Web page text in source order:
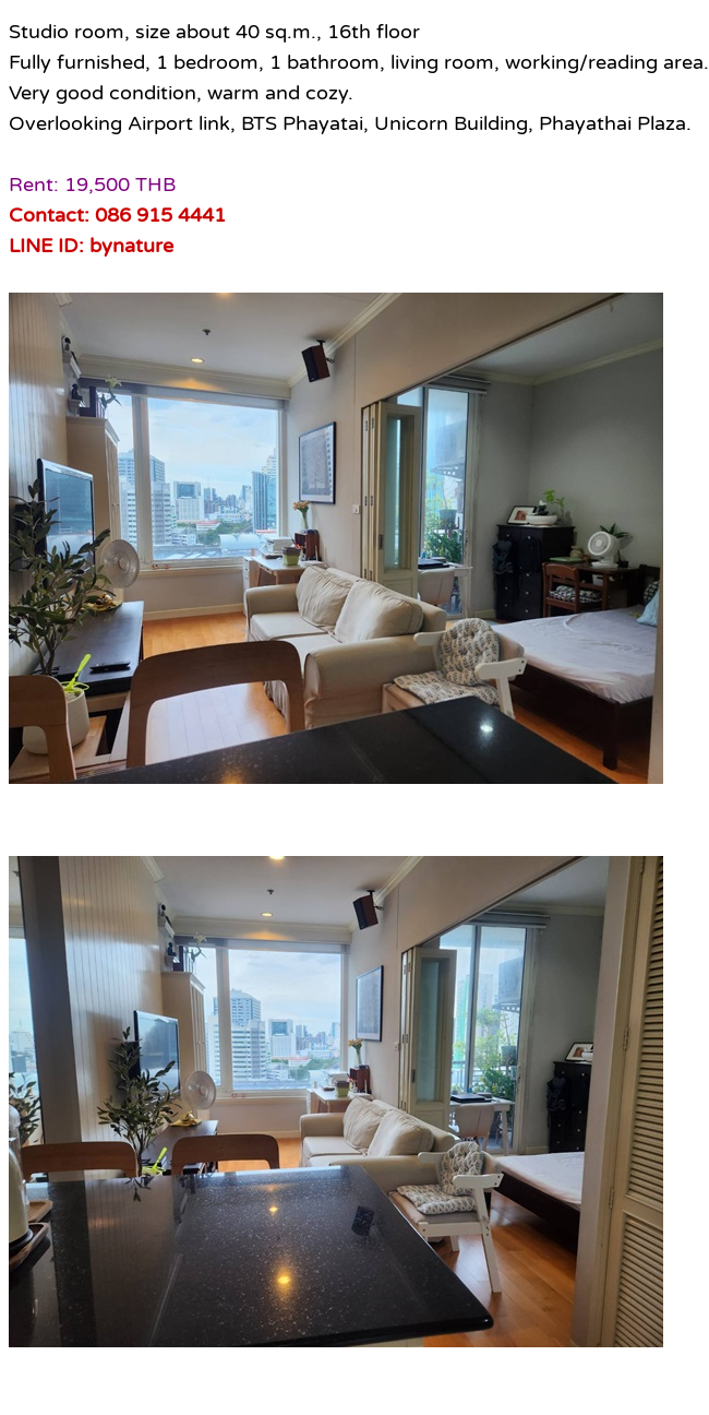
Studio room, size about 40 sq.m., 16th floor
Fully furnished, 1 bedroom, 1 bathroom, living room, working/reading area.
Very good condition, warm and cozy.
Overlooking Airport link, BTS Phayatai, Unicorn Building, Phayathai Plaza.
Rent: 19,500 THB
Contact: 086 915 4441
LINE ID: bynature